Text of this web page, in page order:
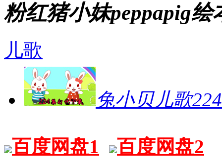
粉红猪小妹peppapig绘
儿歌
兔小贝儿歌
百度网盘1 百度网盘2